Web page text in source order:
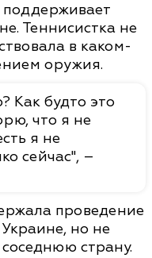
поддерживает
Теннисистка не
в каком-
оружия.
Как будто это
что я не
я не
сейчас", –
проведение
но не
страну.